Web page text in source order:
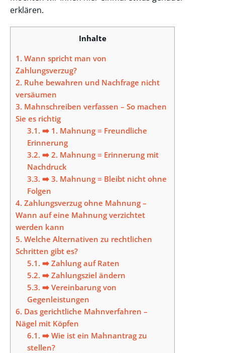
erklären.
Inhalte
1. Wann spricht man von
Zahlungsverzug?
2. Ruhe bewahren und Nachfrage nicht
versäumen
3. Mahnschreiben verfassen – So machen
Sie es richtig
3.1. ➡️ 1. Mahnung = Freundliche
Erinnerung
3.2. ➡️ 2. Mahnung = Erinnerung mit
Nachdruck
3.3. ➡️ 3. Mahnung = Bleibt nicht ohne
Folgen
4. Zahlungsverzug ohne Mahnung –
Wann auf eine Mahnung verzichtet
werden kann
5. Welche Alternativen zu rechtlichen
Schritten gibt es?
5.1. ➡️ Zahlung auf Raten
5.2. ➡️ Zahlungsziel ändern
5.3. ➡️ Vereinbarung von
Gegenleistungen
6. Das gerichtliche Mahnverfahren –
Nägel mit Köpfen
6.1. ➡️ Wie ist ein Mahnantrag zu
stellen?